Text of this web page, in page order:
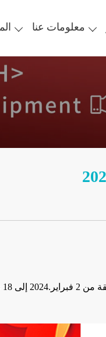
معلومات عنا